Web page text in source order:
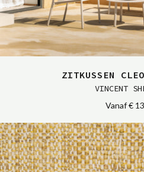
ZITKUSSEN
VINCENT
Vanaf€